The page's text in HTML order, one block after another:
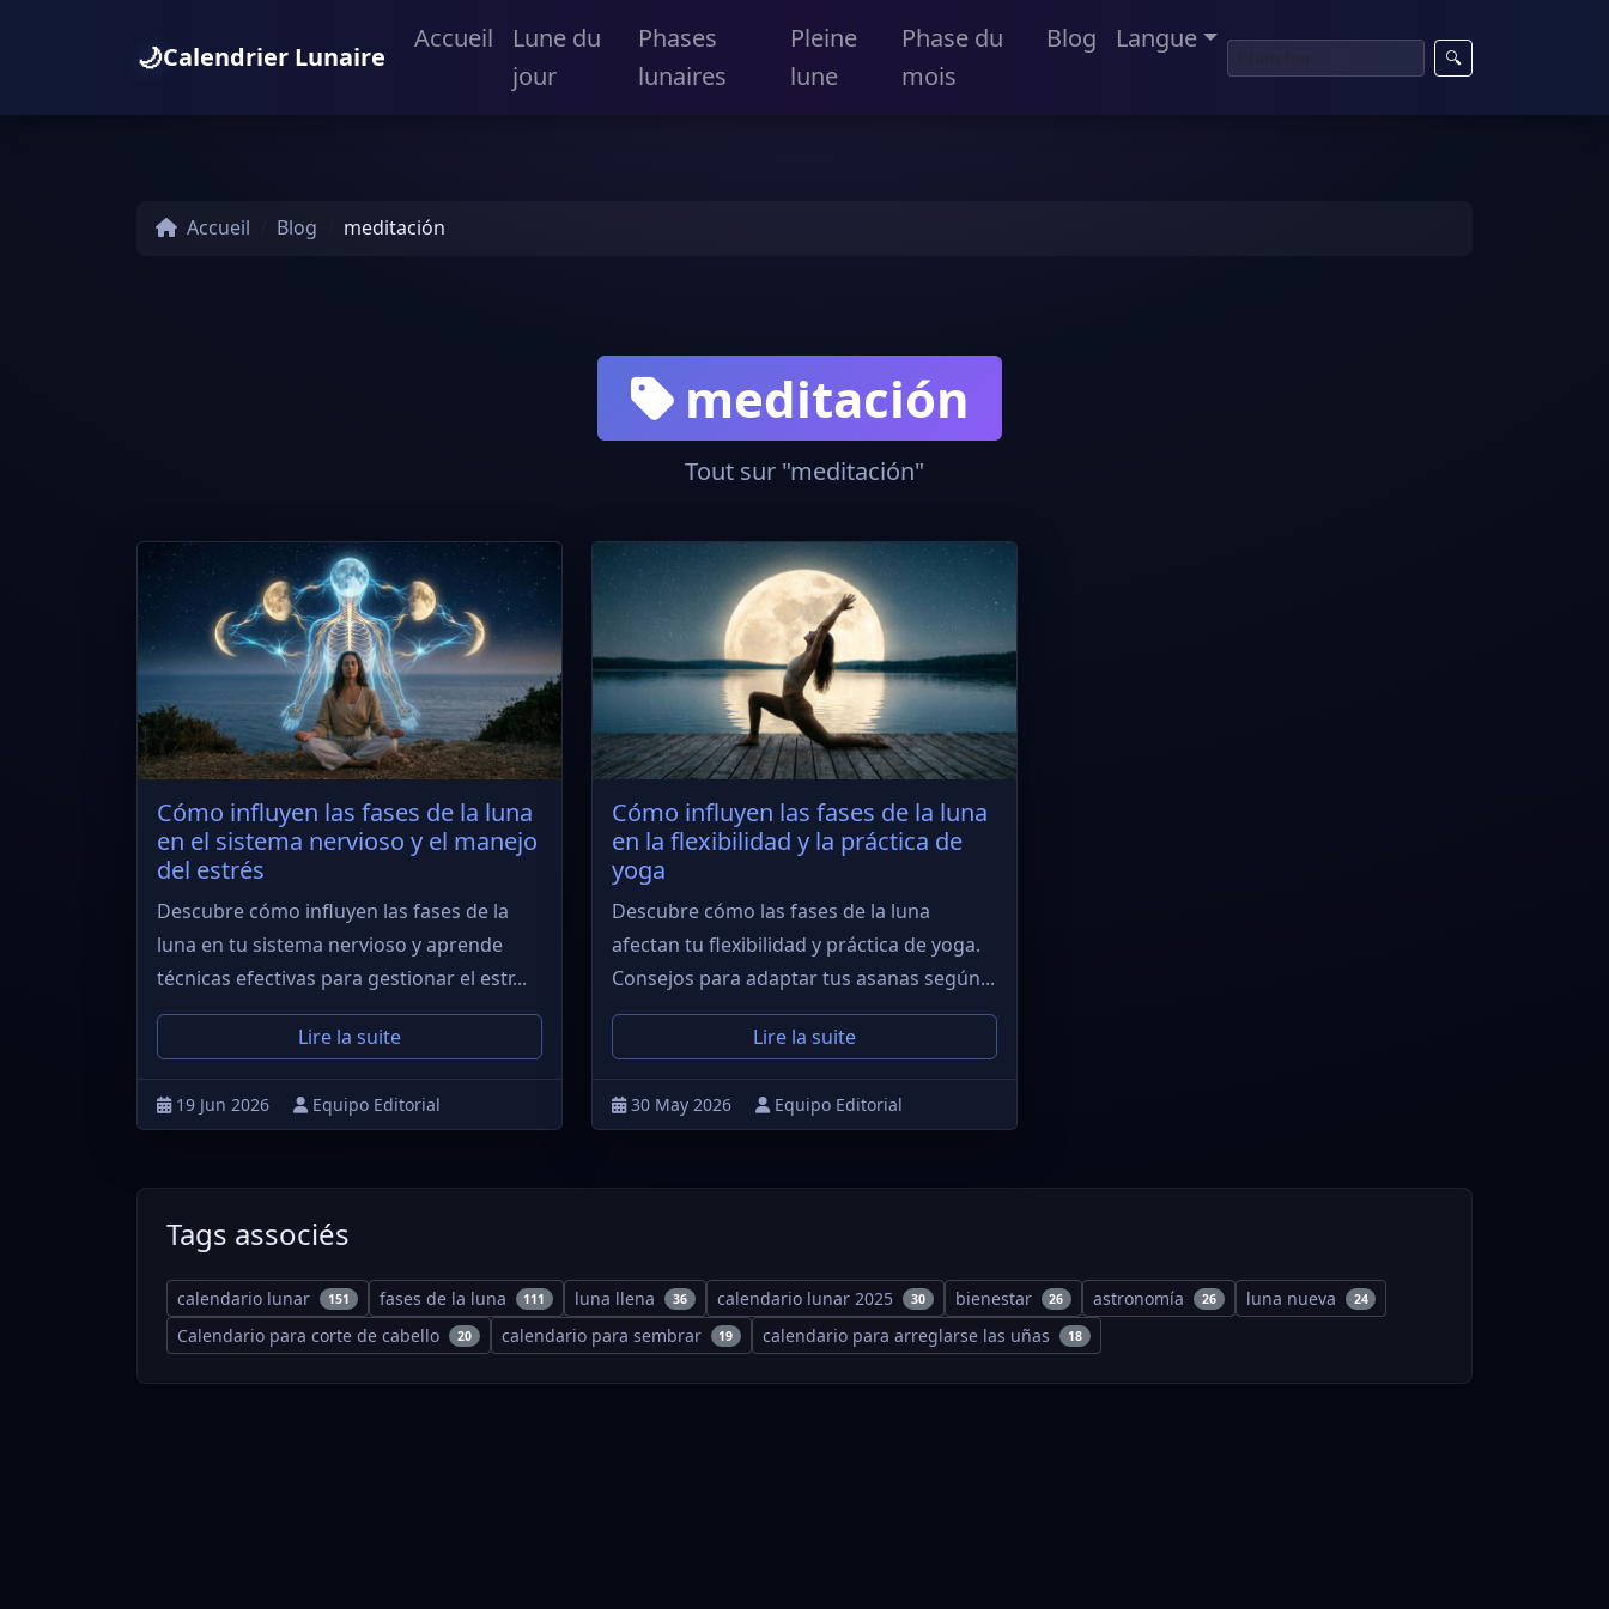
🌙Calendrier Lunaire
Accueil
Lune du
jour
Phases
lunaires
Pleine
lune
Phase du
mois
Blog Langue
🔍
Accueil Blog meditación
meditación
Tout sur "meditación"
Cómo influyen las fases de la luna
en el sistema nervioso y el manejo
del estrés
Descubre cómo influyen las fases de la
luna en tu sistema nervioso y aprende
técnicas efectivas para gestionar el estr...
Lire la suite
19 Jun 2026 Equipo Editorial
Cómo influyen las fases de la luna
en la flexibilidad y la práctica de
yoga
Descubre cómo las fases de la luna
afectan tu flexibilidad y práctica de yoga.
Consejos para adaptar tus asanas según...
Lire la suite
30 May 2026 Equipo Editorial
Tags associés
calendario lunar 151 fases de la luna 111 luna llena 36 calendario lunar 2025 30 bienestar 26 astronomía 26 luna nueva 24
Calendario para corte de cabello 20 calendario para sembrar 19 calendario para arreglarse las uñas 18